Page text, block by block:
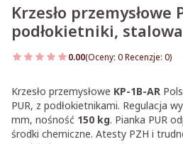
Krzesło przemysłowe
podłokietniki,
0.00(Oceny: 0 Recenzje: 0)
Przejdź do sekcji
Krzesło przemysłowe KP-1B-AR
PUR, z podłokietnikami. Regulacja
mm, nośność 150 kg. Pianka PUR
środki chemiczne. Atesty PZH i